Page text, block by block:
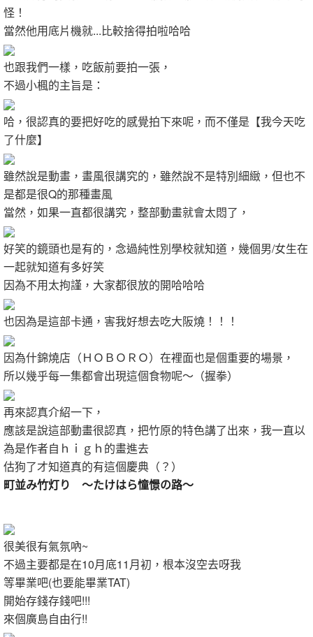
怪！
當然他用底片機就...比較捨得拍啦哈哈
也跟我們一樣，吃飯前要拍一張，
不過小楓的主旨是：
哈，很認真的要把好吃的感覺拍下來呢，而不僅是【我今天吃
了什麼】
雖然說是動畫，畫風很講究的，雖然說不是特別細緻，但也不
是都是很Q的那種畫風
當然，如果一直都很講究，整部動畫就會太悶了，
好笑的鏡頭也是有的，念過純性別學校就知道，幾個男/女生在
一起就知道有多好笑
因為不用太拘謹，大家都很放的開哈哈哈
也因為是這部卡通，害我好想去吃大阪燒！！！
因為什錦燒店（ＨＯＢＯＲＯ）在裡面也是個重要的場景，
所以幾乎每一集都會出現這個食物呢～（握拳）
再來認真介紹一下，
應該是說這部動畫很認真，把竹原的特色講了出來，我一直以
為是作者自ｈｉｇｈ的畫進去
估狗了才知道真的有這個慶典（？）
町並み竹灯り ～たけはら憧憬の路～
很美很有氣氛吶~
不過主要都是在10月底11月初，根本沒空去呀我
等畢業吧(也要能畢業TAT)
開始存錢存錢吧!!!
來個廣島自由行!!